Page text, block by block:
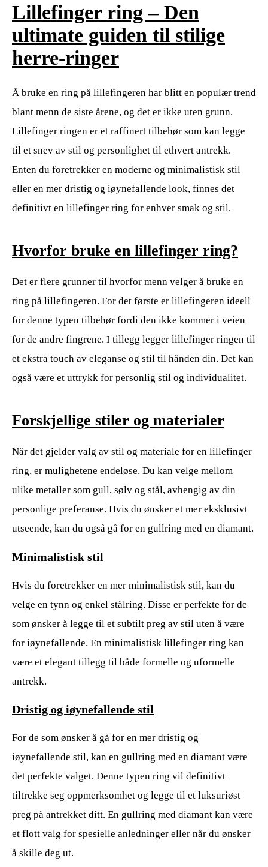
Lillefinger ring – Den
ultimate guiden til stilige
herre-ringer
Å bruke en ring på lillefingeren har blitt en populær trend
blant menn de siste årene, og det er ikke uten grunn.
Lillefinger ringen er et raffinert tilbehør som kan legge
til et snev av stil og personlighet til ethvert antrekk.
Enten du foretrekker en moderne og minimalistisk stil
eller en mer dristig og iøynefallende look, finnes det
definitivt en lillefinger ring for enhver smak og stil.
Hvorfor bruke en lillefinger ring?
Det er flere grunner til hvorfor menn velger å bruke en
ring på lillefingeren. For det første er lillefingeren ideell
for denne typen tilbehør fordi den ikke kommer i veien
for de andre fingrene. I tillegg legger lillefinger ringen til
et ekstra touch av eleganse og stil til hånden din. Det kan
også være et uttrykk for personlig stil og individualitet.
Forskjellige stiler og materialer
Når det gjelder valg av stil og materiale for en lillefinger
ring, er mulighetene endeløse. Du kan velge mellom
ulike metaller som gull, sølv og stål, avhengig av din
personlige preferanse. Hvis du ønsker et mer eksklusivt
utseende, kan du også gå for en gullring med en diamant.
Minimalistisk stil
Hvis du foretrekker en mer minimalistisk stil, kan du
velge en tynn og enkel stålring. Disse er perfekte for de
som ønsker å legge til et subtilt preg av stil uten å være
for iøynefallende. En minimalistisk lillefinger ring kan
være et elegant tillegg til både formelle og uformelle
antrekk.
Dristig og iøynefallende stil
For de som ønsker å gå for en mer dristig og
iøynefallende stil, kan en gullring med en diamant være
det perfekte valget. Denne typen ring vil definitivt
tiltrekke seg oppmerksomhet og legge til et luksuriøst
preg på antrekket ditt. En gullring med diamant kan være
et flott valg for spesielle anledninger eller når du ønsker
å skille deg ut.